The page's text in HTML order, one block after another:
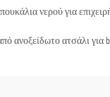
νερού για
ανοξείδωτο ατσάλι για